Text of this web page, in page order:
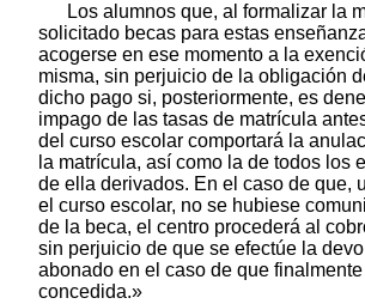
Los alumnos que, al formalizar la
solicitado becas para estas
acogerse en ese momento a la
misma, sin perjuicio de la obligación
dicho pago si, posteriormente, es
impago de las tasas de matrícula
del curso escolar comportará la
la matrícula, así como la de todos los
de ella derivados. En el caso de que,
el curso escolar, no se hubiese
de la beca, el centro procederá al
sin perjuicio de que se efectúe la
abonado en el caso de que
concedida.»